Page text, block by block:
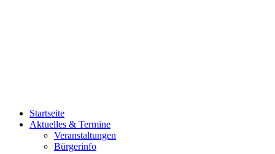
Startseite
Aktuelles & Termine
Veranstaltungen
Bürgerinfo